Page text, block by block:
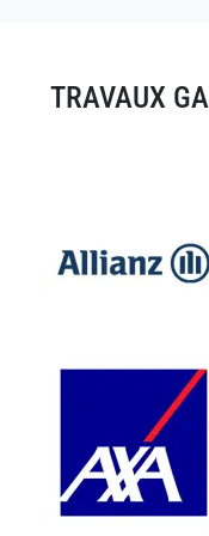
TRAVAUX